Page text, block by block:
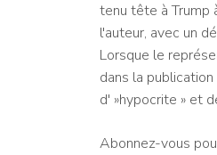
tenu tête à Trump
l'auteur, avec un
Lorsque le
dans la
d' »hypocrite » et
Abonnez-vous